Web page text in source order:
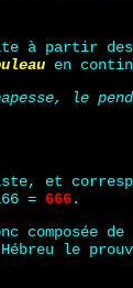
à partir des
en
le
et
= 666.
composée
Hébreu le